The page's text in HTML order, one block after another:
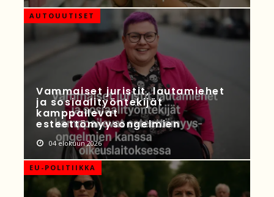
AUTOUUTISET
Vammaiset juristit, lautamiehet
ja sosiaalityöntekijät
kamppailevat
esteettömyysongelmien
04 elokuun 2026
EU-POLITIIKKA